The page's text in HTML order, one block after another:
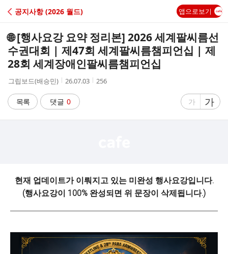
C
A
공지사항 (2026 월드) 앱으로보기
🌐 [행사요강 요약 정리본] 2026 세계팔씨름선
수권대회 | 제47회 세계팔씨름챔피언십 | 제
28회 세계장애인팔씨름챔피언십
작
자
그립보드(배승민)
작
시
간
26.07.03
조
256
목록 댓글 0
글
게
가
글
자
게
가
현재 업데이트가 이뤄지고 있는 미완성 행사요강입니다.
(행사요강이 100% 완성되면 위 문장이 삭제됩니다.)